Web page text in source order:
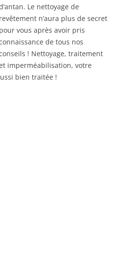
Le nettoyage de
revêtement n’aura plus de secret
pour vous après avoir pris
de tous nos
! Nettoyage, traitement
imperméabilisation, votre
bien traitée !